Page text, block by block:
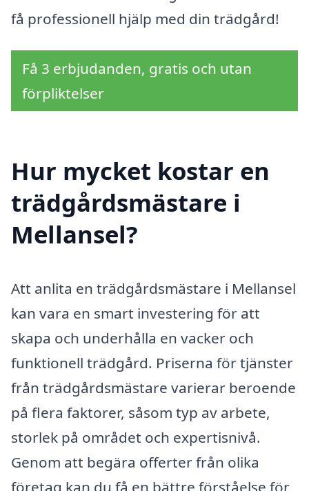
få professionell hjälp med din trädgård!
Få 3 erbjudanden, gratis och utan
förpliktelser
Hur mycket kostar en
trädgårdsmästare i
Mellansel?
Att anlita en trädgårdsmästare i Mellansel
kan vara en smart investering för att
skapa och underhålla en vacker och
funktionell trädgård. Priserna för tjänster
från trädgårdsmästare varierar beroende
på flera faktorer, såsom typ av arbete,
storlek på området och expertisnivå.
Genom att begära offerter från olika
företag kan du få en bättre förståelse för